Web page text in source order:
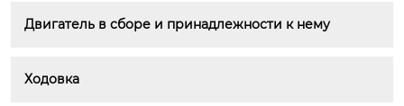
Двигатель в сборе и принадлежности к нему
Ходовка